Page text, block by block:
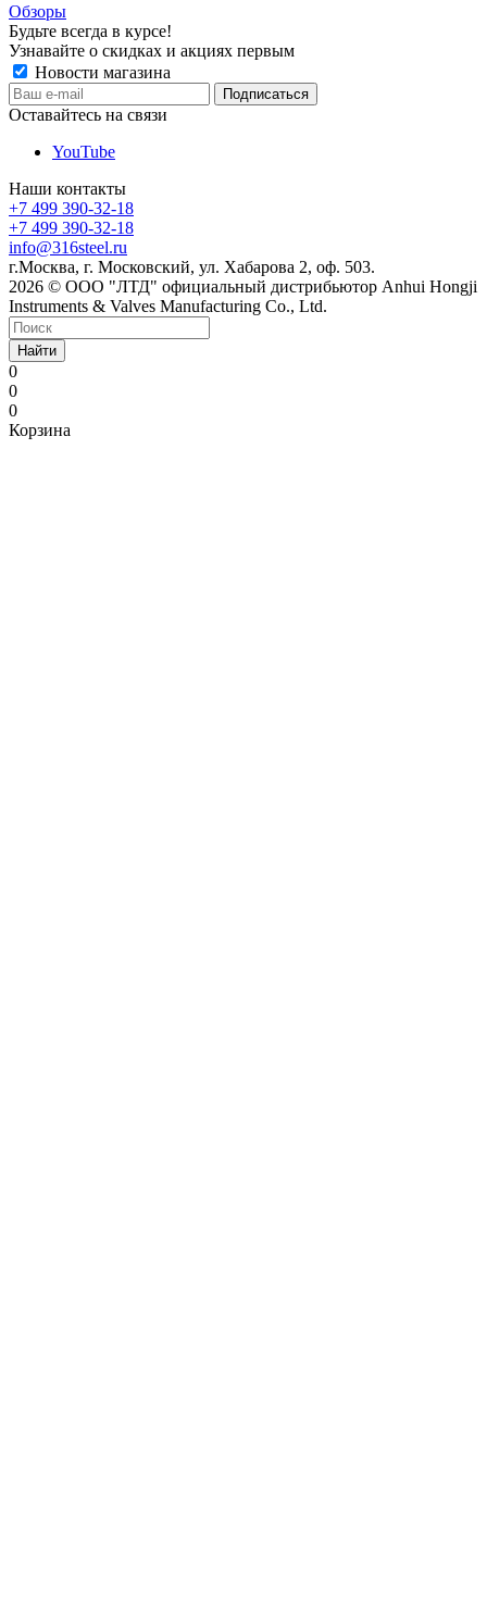
Обзоры
Будьте всегда в курсе!
Узнавайте о скидках и акциях первым
Новости магазина
Оставайтесь на связи
YouTube
Наши контакты
+7 499 390-32-18
+7 499 390-32-18
info@316steel.ru
г.Москва, г. Московский, ул. Хабарова 2, оф. 503.
2026 © ООО "ЛТД" официальный дистрибьютор Anhui Hongji
Instruments & Valves Manufacturing Co., Ltd.
Найти
0
0
0
Корзина